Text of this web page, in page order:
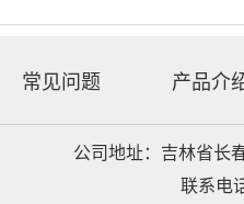
常见问题 产品介
公司地址：吉林省长
联系电